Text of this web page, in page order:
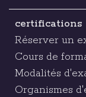
certifications
Réserver un
Cours de
Modalités
Organismes